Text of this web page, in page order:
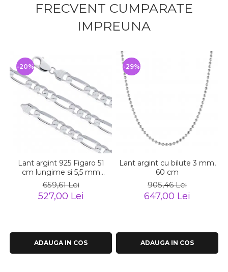
FRECVENT CUMPARATE
IMPREUNA
Lant argint 925 Figaro 51
cm lungime si 5,5 mm
latime, Classical You
LSX0202
659,61 Lei
527,00 Lei
-20%
ADAUGA IN COS
Lant argint cu bilute 3 mm,
60 cm
905,46 Lei
647,00 Lei
-29%
ADAUGA IN COS